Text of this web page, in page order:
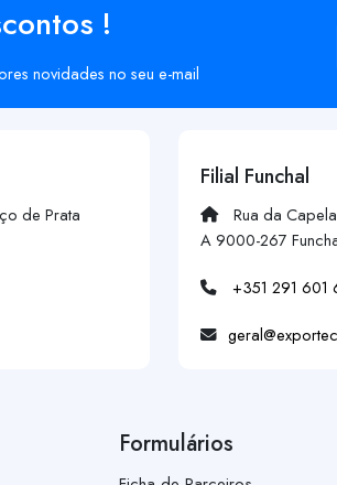
!
novidades no seu e-mail
de Prata
Filial Funchal
Rua da
A 9000-267
+351 291 601
Formulários